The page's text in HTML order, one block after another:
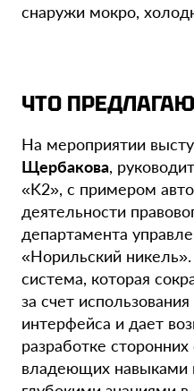
снаружи мокро,
ЧТО
На мероприятии
Щербакова,
«K2», с примером
деятельности
департамента
«Норильский
система, которая
за счет
интерфейса и дает
разработке
владеющих навыками